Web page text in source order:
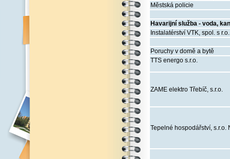
Městská policie
Havarijní služba - voda,
Instalatérství VTK, spol. s
Poruchy v domě a bytě
TTS energo s.r.o.
ZAME elektro Třebíč, s.r.o.
Tepelné hospodářství, s.r.o.